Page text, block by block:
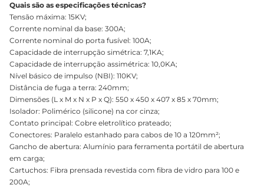
Quais são as especificações técnicas?
Tensão máxima: 15KV;
Corrente nominal da base: 300A;
Corrente nominal do porta fusível: 100A;
Capacidade de interrupção simétrica: 7,1KA;
Capacidade de interrupção assimétrica: 10,0KA;
Nível básico de impulso (NBI): 110KV;
Distância de fuga a terra: 240mm;
Dimensões (L x M x N x P x Q): 550 x 450 x 407 x 85 x 70mm;
Isolador: Polimérico (silicone) na cor cinza;
Contato principal: Cobre eletrolítico prateado;
Conectores: Paralelo estanhado para cabos de 10 a 120mm²;
Gancho de abertura: Alumínio para ferramenta portátil de abertura
em carga;
Cartuchos: Fibra prensada revestida com fibra de vidro para 100 e
200A;